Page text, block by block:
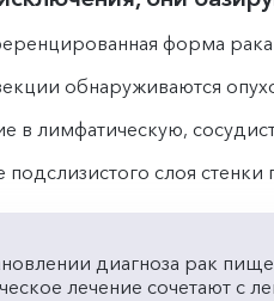
форма
обнаруживаются
в лимфатическую,
подслизистого слоя
диагноза рак
лечение сочетают с